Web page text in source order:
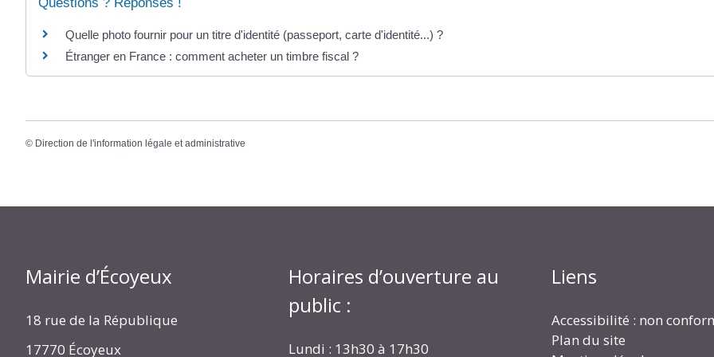
Quelle photo fournir pour un titre d'identité (passeport, carte d'identité...) ?
Étranger en France : comment acheter un timbre fiscal ?
© Direction de l'information légale et administrative
Mairie d’Écoyeux
18 rue de la République
17770 Écoyeux
Horaires d’ouverture au
public :
Lundi : 13h30 à 17h30
Liens
Accessibilité : non
Plan du site